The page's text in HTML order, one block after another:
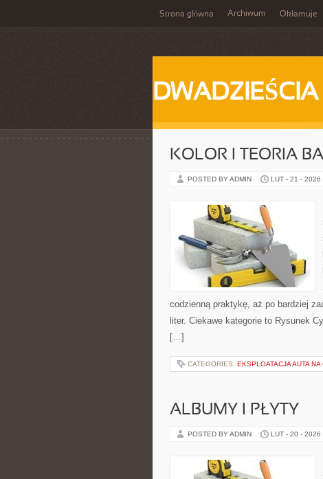
Strona główna Archiwum Okłamuje
DWADZIEŚCIA
KOLOR I TEORIA
POSTED BY ADMIN LUT - 21 - 2026
codzienną praktykę, aż po bardziej
liter. Ciekawe kategorie to Rysunek
[…]
CATEGORIES: EKSPLOATACJA AUTA
ALBUMY I PŁYTY
POSTED BY ADMIN LUT - 20 - 2026